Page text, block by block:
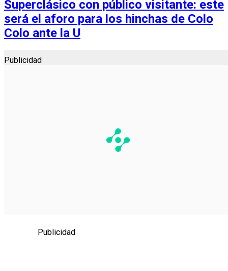
Superclásico con público visitante: este
será el aforo para los hinchas de Colo
Colo ante la U
Publicidad
Publicidad